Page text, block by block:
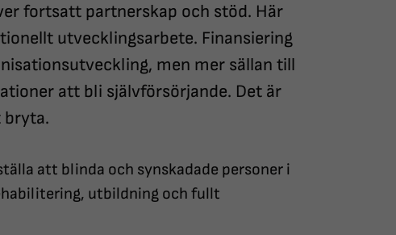
fortsatt partnerskap och stöd. Här
utvecklingsarbete. Finansiering
men mer sällan till
att bli självförsörjande. Det är
bryta.
att blinda och synskadade personer i
utbildning och fullt